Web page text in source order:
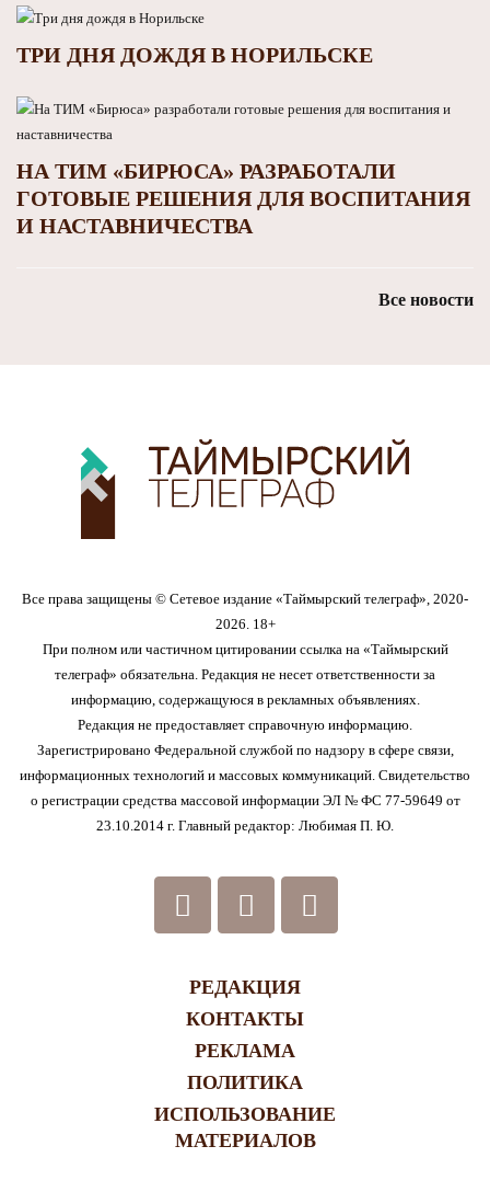
ТРИ ДНЯ ДОЖДЯ В НОРИЛЬСКЕ
НА ТИМ «БИРЮСА» РАЗРАБОТАЛИ
ГОТОВЫЕ РЕШЕНИЯ ДЛЯ ВОСПИТАНИЯ
И НАСТАВНИЧЕСТВА
Все новости
Все права защищены © Сетевое издание «Таймырский телеграф», 2020-
2026. 18+
При полном или частичном цитировании ссылка на «Таймырский
телеграф» обязательна. Редакция не несет ответственности за
информацию, содержащуюся в рекламных объявлениях.
Редакция не предоставляет справочную информацию.
Зарегистрировано Федеральной службой по надзору в сфере связи,
информационных технологий и массовых коммуникаций. Свидетельство
о регистрации средства массовой информации ЭЛ № ФС 77-59649 от
23.10.2014 г. Главный редактор: Любимая П. Ю.
РЕДАКЦИЯ
КОНТАКТЫ
РЕКЛАМА
ПОЛИТИКА
ИСПОЛЬЗОВАНИЕ
МАТЕРИАЛОВ